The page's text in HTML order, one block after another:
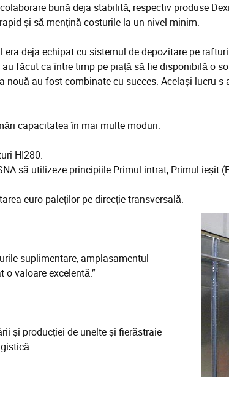
bună deja stabilită, respectiv produse
și să mențină costurile la un nivel minim.
era deja echipat cu sistemul de depozitare pe
făcut ca între timp pe piață să fie disponibilă o
nouă au fost combinate cu succes. Același lucru
capacitatea în mai multe moduri:
HI280.
să utilizeze principiile Primul intrat, Primul ieșit
euro-paleților pe direcție transversală.
suplimentare, amplasamentul
valoare excelentă.”
și producției de unelte și fierăstraie